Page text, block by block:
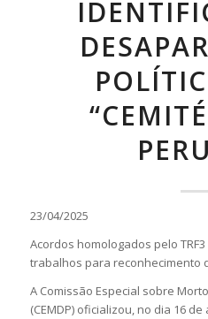
23/04/2025
Acordos homologados pelo
trabalhos para reconhecimento
A Comissão Especial sobre
(CEMDP) oficializou, no dia 16